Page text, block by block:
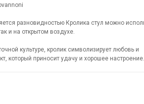
разновидностью Кролика стул можно
и на открытом воздухе.
культуре, кролик символизирует любовь и
который приносит удачу и хорошее настроение.